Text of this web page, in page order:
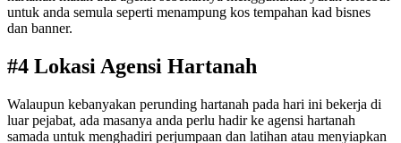
untuk anda semula seperti menampung kos tempahan kad bisnes
dan banner.
#4 Lokasi Agensi Hartanah
Walaupun kebanyakan perunding hartanah pada hari ini bekerja di
luar pejabat, ada masanya anda perlu hadir ke agensi hartanah
samada untuk menghadiri perjumpaan dan latihan atau menyiapkan